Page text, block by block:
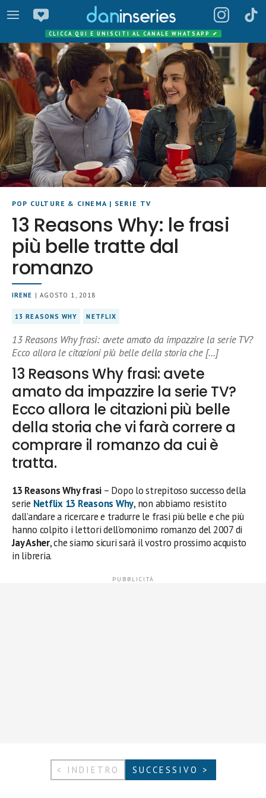
CLICCA QUI E UNISCITI AL CANALE WHATSAPP ✔
POP CULTURE & CINEMA | SERIE TV
13 Reasons Why: le frasi
più belle tratte dal
romanzo
IRENE | AGOSTO 1, 2018
13 REASONS WHY NETFLIX
13 Reasons Why frasi: avete amato da impazzire la serie TV?
Ecco allora le citazioni più belle della storia che […]
13 Reasons Why frasi: avete
amato da impazzire la serie TV?
Ecco allora le citazioni più belle
della storia che vi farà correre a
comprare il romanzo da cui è
tratta.
13 Reasons Why frasi – Dopo lo strepitoso successo della
serie Netflix 13 Reasons Why, non abbiamo resistito
dall’andare a ricercare e tradurre le frasi più belle e che più
hanno colpito i lettori dell’omonimo romanzo del 2007 di
Jay Asher, che siamo sicuri sarà il vostro prossimo acquisto
in libreria.
< INDIETRO SUCCESSIVO >